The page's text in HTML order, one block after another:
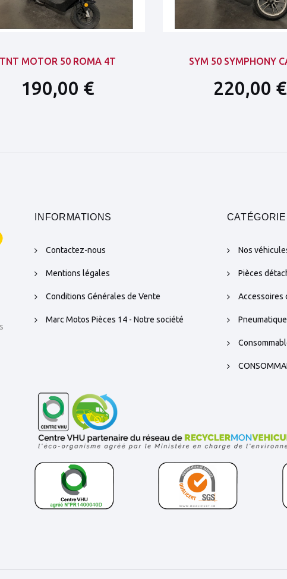
TNT MOTOR 50 ROMA 4T
190,00 €
SYM 50 SYMPHONY
220,00 €
INFORMATIONS
Contactez-nous
Mentions légales
Conditions Générales de Vente
Marc Motos Pièces 14 - Notre société
Nos
Pièces
Accessoires